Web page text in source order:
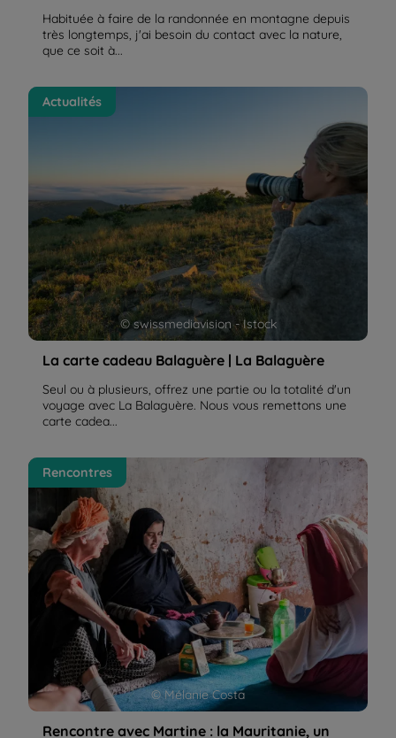
Habituée à faire de la randonnée en montagne depuis
très longtemps, j'ai besoin du contact avec la nature,
que ce soit à...
La carte cadeau Balaguère | La Balaguère
© swissmediavision - Istock
Actualités
La carte cadeau Balaguère | La Balaguère
Seul ou à plusieurs, offrez une partie ou la totalité d'un
voyage avec La Balaguère. Nous vous remettons une
carte cadea...
Rencontre avec Martine : la Mauritanie, un pays
fabuleux auquel je suis très attachée | La Balaguère
© Mélanie Costa
Rencontres
Rencontre avec Martine : la Mauritanie, un